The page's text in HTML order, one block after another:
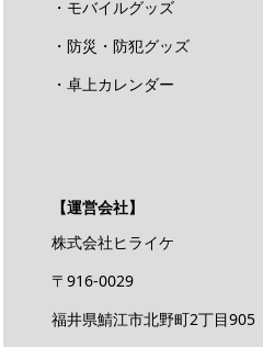
・モバイルグッズ
・防災・防犯グッズ
・卓上カレンダー
【運営会社】
株式会社ヒライケ
〒916-0029
福井県鯖江市北野町2丁目905